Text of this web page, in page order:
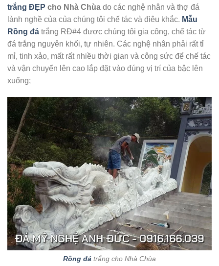
trắng ĐẸP cho Nhà Chùa do các nghệ nhân và thợ đá
lành nghề của của chúng tôi chế tác và điêu khắc. Mẫu
Rồng đá trắng RĐ#4 được chúng tôi gia công, chế tác từ
đá trắng nguyên khối, tự nhiên. Các nghệ nhân phải rất tỉ
mỉ, tinh xảo, mất rất nhiều thời gian và công sức để chế tác
và vận chuyển lên cao lắp đặt vào đúng vị trí của bậc lên
xuống;
Rồng đá trắng cho Nhà Chùa